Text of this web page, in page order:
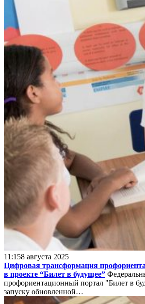
11:158 августа 2025
Цифровая трансформация
в проекте “Билет в будущее”
профориентационный портал "Билет в
запуску обновленной…